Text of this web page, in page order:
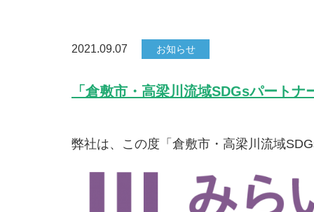
2021.09.07 お知らせ
「倉敷市・高梁川流域SDGsパートナ
弊社は、この度「倉敷市・高梁川流域